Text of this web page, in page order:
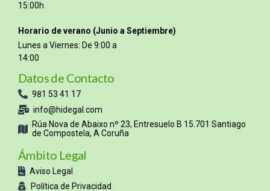
15:00h
Horario de verano (Junio a Septiembre)
Lunes a Viernes: De 9:00 a
14:00
Datos de Contacto
981 53 41 17
info@hidegal.com
Rúa Nova de Abaixo nº 23, Entresuelo B 15.701 Santiago
de Compostela, A Coruña
Ámbito Legal
Aviso Legal
Política de Privacidad